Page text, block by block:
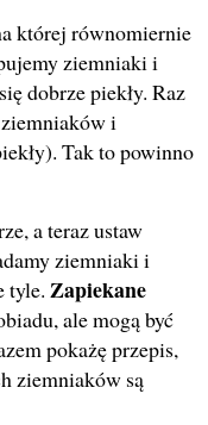
której równomiernie
ziemniaki i
dobrze piekły. Raz
i
Tak to powinno
a teraz ustaw
ziemniaki i
tyle. Zapiekane
ale mogą być
pokażę przepis,
ziemniaków są